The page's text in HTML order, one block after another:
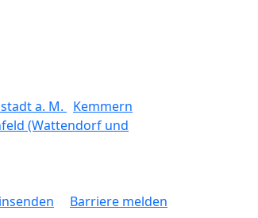
a. M.
Kemmern
(Wattendorf und
Barriere melden